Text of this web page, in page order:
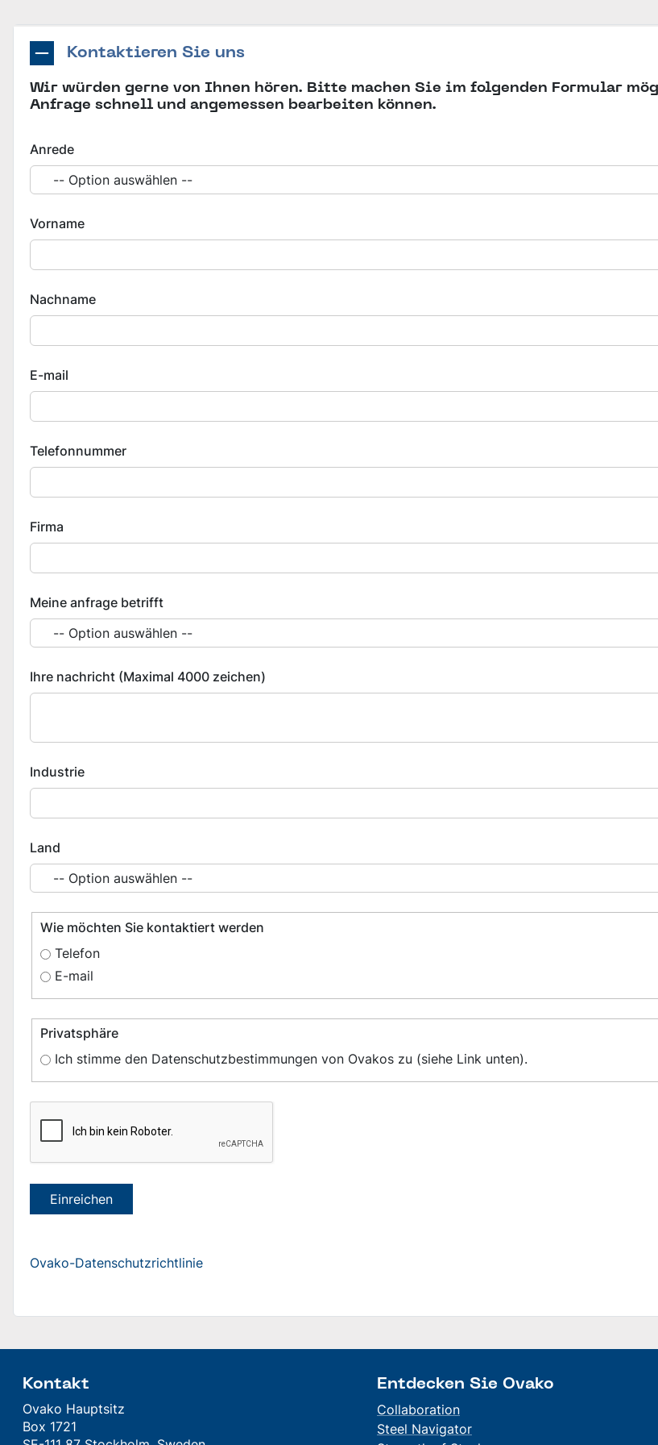
Nordamerika
Südamerika
Rest Der Welt
Sign InKontaktieren Sie uns
Wir würden gerne von Ihnen hören. Bitte machen Sie im folgenden Formular
Anfrage schnell und angemessen bearbeiten können.
Anrede
Vorname
Nachname
E-mail
Telefonnummer
Firma
Meine anfrage betrifft
Ihre nachricht (Maximal 4000 zeichen)
Industrie
Land
Wie möchten Sie kontaktiert werden
Telefon
E-mail
Privatsphäre
Ich stimme den Datenschutzbestimmungen von Ovakos zu (siehe Link unten).
Einreichen
Ovako-Datenschutzrichtlinie
Kontakt
Ovako Hauptsitz
Box 1721
Entdecken Sie Ovako
Collaboration
Steel Navigator